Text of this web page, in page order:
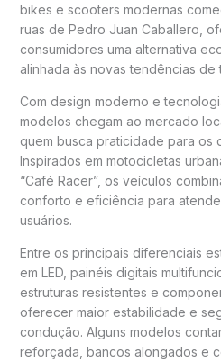
bikes e scooters modernas
ruas de Pedro Juan Caballero,
consumidores uma alternativa
alinhada às novas tendências de
Com design moderno e
modelos chegam ao mercado
quem busca praticidade para os
Inspirados em motocicletas
“Café Racer”, os veículos
conforto e eficiência para
usuários.
Entre os principais diferenciais
em LED, painéis digitais
estruturas resistentes e
oferecer maior estabilidade e
condução. Alguns modelos
reforçada, bancos alongados e